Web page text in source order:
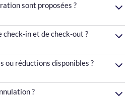
sont proposées ?
in et de check-out ?
ou réductions disponibles ?
?